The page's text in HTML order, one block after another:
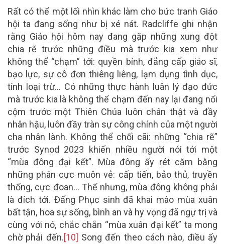
Rất có thể một lối nhìn khác làm cho bức tranh Giáo
hội ta đang sống như bị xé nát. Radcliffe ghi nhận
rằng Giáo hội hôm nay đang gặp những xung đột
chia rẽ trước những điều mà trước kia xem như
không thể “chạm” tới: quyền bính, đẳng cấp giáo sĩ,
bạo lực, sự cô đơn thiêng liêng, lạm dụng tình dục,
tính loại trừ… Có những thực hành luân lý đạo đức
mà trước kia là không thể chạm đến nay lại đang nổi
cộm trước một Thiên Chúa luôn chân thật và đầy
nhân hậu, luôn đầy tràn sự công chính của một người
cha nhân lành. Không thể chối cãi: những “chia rẽ”
trước Synod 2023 khiến nhiều người nói tới một
“mùa đông đại kết”. Mùa đông ấy rét căm bằng
những phân cực muôn vẻ: cấp tiến, bảo thủ, truyền
thống, cực đoan… Thế nhưng, mùa đông không phải
là đích tới. Đấng Phục sinh đã khai mào mùa xuân
bất tận, hoa sự sống, bình an và hy vọng đã ngự trị và
cùng với nó, chắc chắn “mùa xuân đại kết” ta mong
chờ phải đến.[10] Song đến theo cách nào, điều ấy